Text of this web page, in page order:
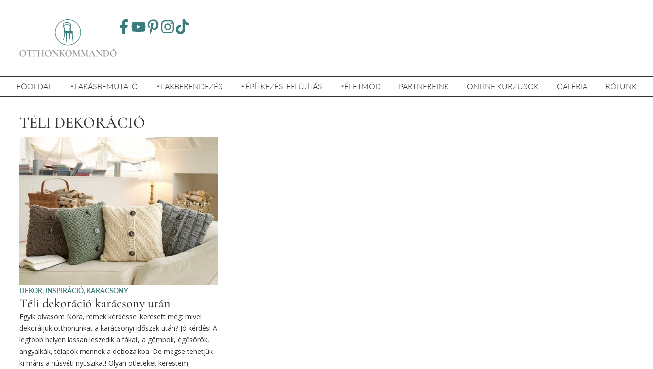
FŐOLDAL LAKÁSBEMUTATÓ LAKBERENDEZÉS ÉPÍTKEZÉS-FELÚJÍTÁS ÉLETMÓD PARTNEREINK ONLINE KURZUSOK GALÉRIA RÓLUNK
TÉLI DEKORÁCIÓ
DEKOR, INSPIRÁCIÓ, KARÁCSONY
Téli dekoráció karácsony után
Egyik olvasóm Nóra, remek kérdéssel keresett meg: mivel
dekoráljuk otthonunkat a karácsonyi időszak után? Jó kérdés! A
legtöbb helyen lassan leszedik a fákat, a gömbök, égősörök,
angyalkák, télapók mennek a dobozaikba. De mégse tehetjük
ki máris a húsvéti nyuszikat! Olyan ötleteket kerestem,